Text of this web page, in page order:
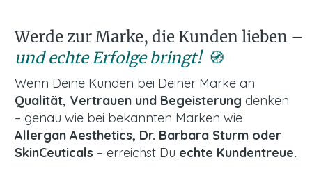
Werde zur Marke, die Kunden lieben –
und echte Erfolge bringt!🧭
Wenn Deine Kunden bei Deiner Marke an
Qualität, Vertrauen und Begeisterung denken
– genau wie bei bekannten Marken wie
Allergan Aesthetics, Dr. Barbara Sturm oder
SkinCeuticals – erreichst Du echte Kundentreue.